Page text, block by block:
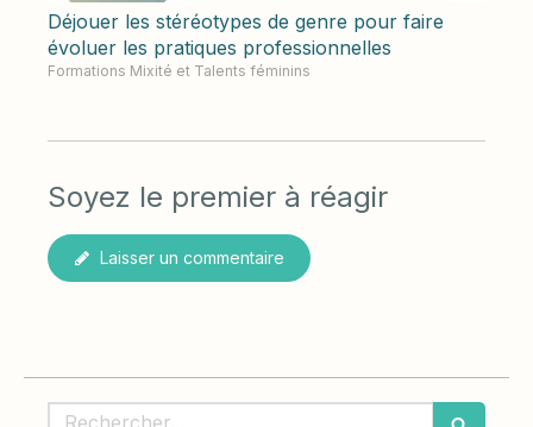
Déjouer les stéréotypes de genre pour faire
évoluer les pratiques professionnelles
Formations Mixité et Talents féminins
Soyez le premier à réagir
Laisser un commentaire
Rechercher